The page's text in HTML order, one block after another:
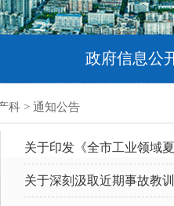
政府信息公
科 > 通知公告
关于印发《全市工业领域
关于深刻汲取近期事故教